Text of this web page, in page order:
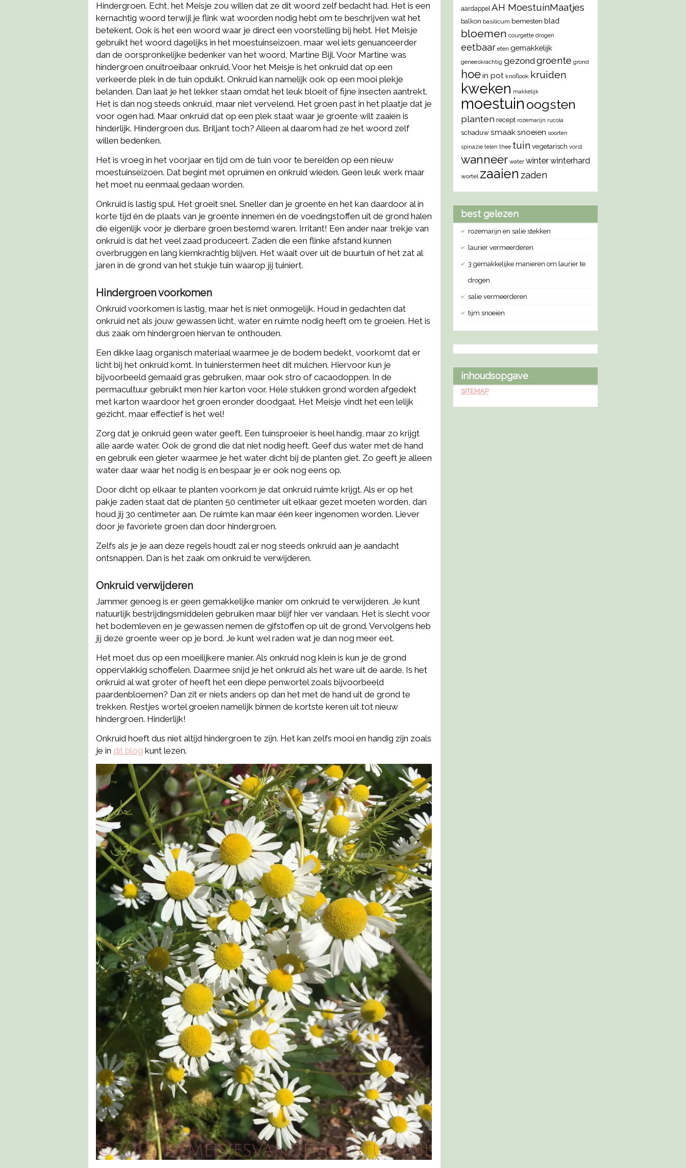
Hindergroen. Echt, het Meisje zou willen dat ze dit woord zelf bedacht had. Het is een
kernachtig woord terwijl je flink wat woorden nodig hebt om te beschrijven wat het
betekent. Ook is het een woord waar je direct een voorstelling bij hebt. Het Meisje
gebruikt het woord dagelijks in het moestuinseizoen, maar wel iets genuanceerder
dan de oorspronkelijke bedenker van het woord, Martine Bijl. Voor Martine was
hindergroen onuitroeibaar onkruid. Voor het Meisje is het onkruid dat op een
verkeerde plek in de tuin opduikt. Onkruid kan namelijk ook op een mooi plekje
belanden. Dan laat je het lekker staan omdat het leuk bloeit of fijne insecten aantrekt.
Het is dan nog steeds onkruid, maar niet vervelend. Het groen past in het plaatje dat je
voor ogen had. Maar onkruid dat op een plek staat waar je groente wilt zaaien is
hinderlijk. Hindergroen dus. Briljant toch? Alleen al daarom had ze het woord zelf
willen bedenken.
Het is vroeg in het voorjaar en tijd om de tuin voor te bereiden op een nieuw
moestuinseizoen. Dat begint met opruimen en onkruid wieden. Geen leuk werk maar
het moet nu eenmaal gedaan worden.
Onkruid is lastig spul. Het groeit snel. Sneller dan je groente en het kan daardoor al in
korte tijd én de plaats van je groente innemen én de voedingstoffen uit de grond halen
die eigenlijk voor je dierbare groen bestemd waren. Irritant! Een ander naar trekje van
onkruid is dat het veel zaad produceert. Zaden die een flinke afstand kunnen
overbruggen en lang kiemkrachtig blijven. Het waait over uit de buurtuin of het zat al
jaren in de grond van het stukje tuin waarop jij tuiniert.
Hindergroen voorkomen
Onkruid voorkomen is lastig, maar het is niet onmogelijk. Houd in gedachten dat
onkruid net als jouw gewassen licht, water en ruimte nodig heeft om te groeien. Het is
dus zaak om hindergroen hiervan te onthouden.
Een dikke laag organisch materiaal waarmee je de bodem bedekt, voorkomt dat er
licht bij het onkruid komt. In tuinierstermen heet dit mulchen. Hiervoor kun je
bijvoorbeeld gemaaid gras gebruiken, maar ook stro of cacaodoppen. In de
permacultuur gebruikt men hier karton voor. Hele stukken grond worden afgedekt
met karton waardoor het groen eronder doodgaat. Het Meisje vindt het een lelijk
gezicht, maar effectief is het wel!
Zorg dat je onkruid geen water geeft. Een tuinsproeier is heel handig, maar zo krijgt
alle aarde water. Ook de grond die dat niet nodig heeft. Geef dus water met de hand
en gebruik een gieter waarmee je het water dicht bij de planten giet. Zo geeft je alleen
water daar waar het nodig is en bespaar je er ook nog eens op.
Door dicht op elkaar te planten voorkom je dat onkruid ruimte krijgt. Als er op het
pakje zaden staat dat de planten 50 centimeter uit elkaar gezet moeten worden, dan
houd jij 30 centimeter aan. De ruimte kan maar één keer ingenomen worden. Liever
door je favoriete groen dan door hindergroen.
Zelfs als je je aan deze regels houdt zal er nog steeds onkruid aan je aandacht
ontsnappen. Dan is het zaak om onkruid te verwijderen.
Onkruid verwijderen
Jammer genoeg is er geen gemakkelijke manier om onkruid te verwijderen. Je kunt
natuurlijk bestrijdingsmiddelen gebruiken maar blijf hier ver vandaan. Het is slecht voor
het bodemleven en je gewassen nemen de gifstoffen op uit de grond. Vervolgens heb
jij deze groente weer op je bord. Je kunt wel raden wat je dan nog meer eet.
Het moet dus op een moeilijkere manier. Als onkruid nog klein is kun je de grond
oppervlakkig schoffelen. Daarmee snijd je het onkruid als het ware uit de aarde. Is het
onkruid al wat groter of heeft het een diepe penwortel zoals bijvoorbeeld
paardenbloemen? Dan zit er niets anders op dan het met de hand uit de grond te
trekken. Restjes wortel groeien namelijk binnen de kortste keren uit tot nieuw
hindergroen. Hinderlijk!
Onkruid hoeft dus niet altijd hindergroen te zijn. Het kan zelfs mooi en handig zijn zoals
je in dit blog kunt lezen.
aardappel AH MoestuinMaatjes
balkon basilicum bemesten blad
bloemen courgette drogen
eetbaar eten gemakkelijk
geneeskrachtig gezond groente grond
hoein pot knoflook kruiden
kweken makkelijk
moestuin oogsten
planten recept rozemarijn rucola
schaduw smaaksnoeien soorten
spinazie telen thee tuin vegetarisch vorst
wanneer water winterwinterhard
wortel zaaien zaden
best gelezen
rozemarijn en salie stekken
laurier vermeerderen
3 gemakkelijke manieren om laurier te
drogen
salie vermeerderen
tijm snoeien
inhoudsopgave
SITEMAP